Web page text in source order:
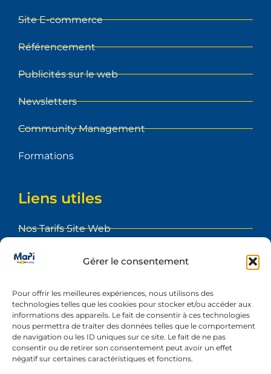
Gérer le consentement
Pour offrir les meilleures expériences, nous utilisons des
technologies telles que les cookies pour stocker et/ou accéder aux
informations des appareils. Le fait de consentir à ces technologies
nous permettra de traiter des données telles que le comportement
de navigation ou les ID uniques sur ce site. Le fait de ne pas
consentir ou de retirer son consentement peut avoir un effet
négatif sur certaines caractéristiques et fonctions.
Site E-commerce
Référencement
Publicités sur le web
Newsletters
Community Management
Formations
Liens utiles
Nos Tarifs Site Web
Foire aux Questions
Etape du projet
Réalisations
Contact